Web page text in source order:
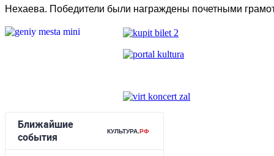
Нехаева. Победители были награждены почетными